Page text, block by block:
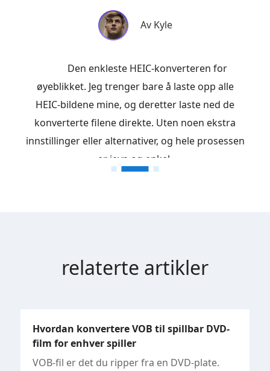
Fra Hannah
Wow, det forundrer meg. Jeg har mange
tatt HEIC-bilder fra min iPhone. Mange
bildevisere støtter imidlertid ikke åpne dem.
Dette gratisprogrammet løser problemet mitt,
og nå kan alle bildene leses av hele enheten.
relaterte artikler
Hvordan konvertere VOB til spillbar DVD-
film for enhver spiller
VOB-fil er det du ripper fra en DVD-plate.